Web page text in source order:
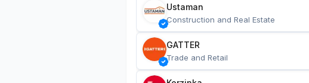
Ustaman
Construction and Real Estate
GATTER
Trade and Retail